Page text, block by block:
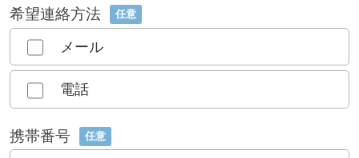
希望連絡方法 任意
メール
電話
携帯番号 任意